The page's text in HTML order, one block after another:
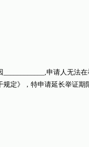
申请人无法
定》，特申请延长举证期